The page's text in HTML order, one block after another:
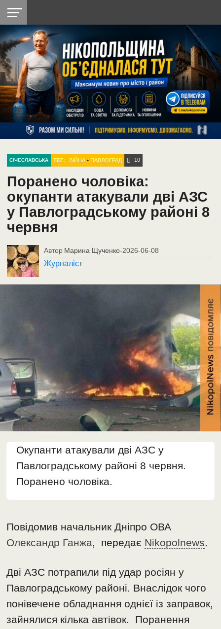
НІКОПОЛЬ
РАЙОН
СІЧЕСЛАВСЬКА
УКРАЇНА
РЕТРО
НІКОПОЛЬ
ЛАЙТ
УКРАЇНА
ДОПОМОГА
РАДІО
СІЧЕСЛАВСЬКА ТЕГ: ВІЙНА •ПАВЛОГРАД 10
Поранено чоловіка:
окупанти атакували дві АЗС
у Павлоградському районі 8
червня
Автор Марина Щученко-2026-06-08
Журналіст
Окупанти атакували дві АЗС у
Павлоградському районі 8 червня.
Поранено чоловіка.
Повідомив начальник Дніпро ОВА
Олександр Ганжа, передає Nikopolnews.
Дві АЗС потрапили під удар росіян у
Павлоградському районі. Внаслідок чого
понівечене обладнання однієї із заправок,
зайнялися кілька автівок. Поранення